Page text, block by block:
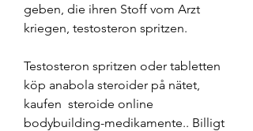
geben, die ihren Stoff vom Arzt
kriegen, testosteron spritzen.
Testosteron spritzen oder tabletten
köp anabola steroider på nätet,
kaufen  steroide online
bodybuilding-medikamente.. Billigt